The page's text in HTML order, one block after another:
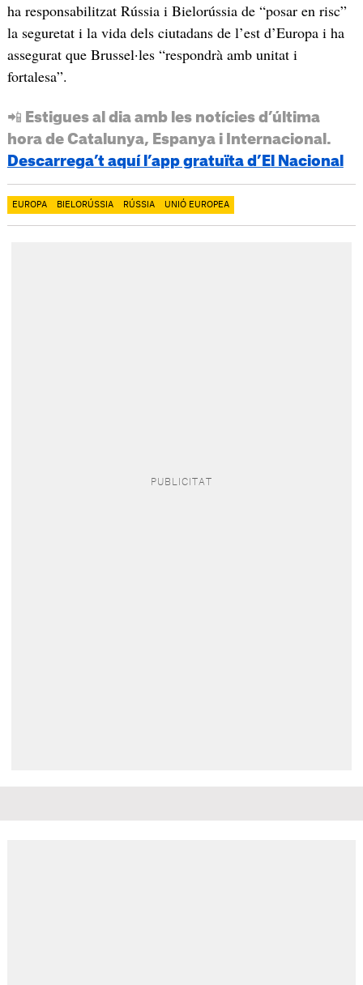
ha responsabilitzat Rússia i Bielorússia de “posar en risc”
la seguretat i la vida dels ciutadans de l’est d’Europa i ha
assegurat que Brussel·les “respondrà amb unitat i
fortalesa”.
📲 Estigues al dia amb les notícies d’última
hora de Catalunya, Espanya i Internacional.
Descarrega’t aquí l’app gratuïta d’El Nacional
EUROPA BIELORÚSSIA RÚSSIA UNIÓ EUROPEA